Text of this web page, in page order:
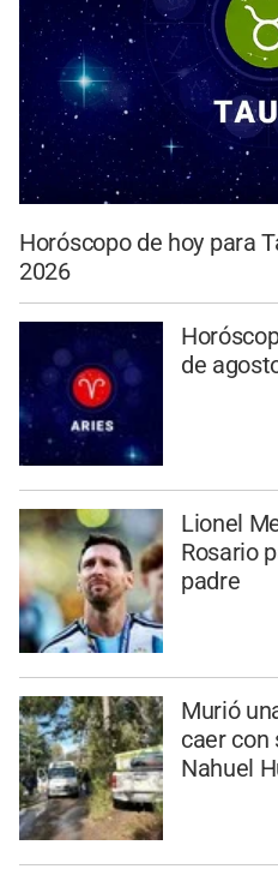
Horóscopo de hoy para
2026
de
Lionel
Rosario
padre
Murió
caer con
Nahuel